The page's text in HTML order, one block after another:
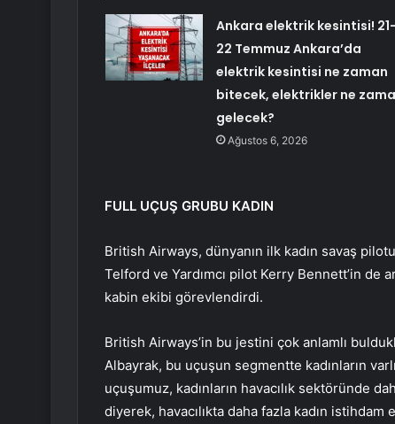
Ankara elektrik kesintisi! 21-
22 Temmuz Ankara’da
elektrik kesintisi ne zaman
bitecek, elektrikler ne
gelecek?
Ağustos 6, 2026
FULL UÇUŞ GRUBU KADIN
British Airways, dünyanın ilk kadın savaş
Telford ve Yardımcı pilot Kerry Bennett’in de
kabin ekibi görevlendirdi.
British Airways’in bu jestini çok anlamlı
Albayrak, bu uçuşun segmentte kadınların
uçuşumuz, kadınların havacılık sektöründe
diyerek, havacılıkta daha fazla kadın istihdam